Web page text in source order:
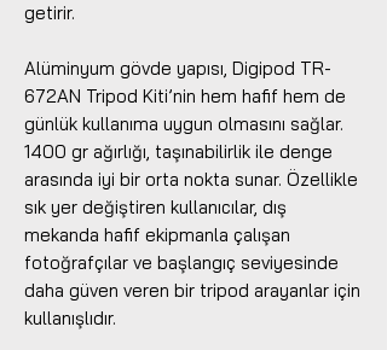
getirir.
Alüminyum gövde yapısı, Digipod TR-
672AN Tripod Kiti’nin hem hafif hem de
günlük kullanıma uygun olmasını sağlar.
1400 gr ağırlığı, taşınabilirlik ile denge
arasında iyi bir orta nokta sunar. Özellikle
sık yer değiştiren kullanıcılar, dış
mekanda hafif ekipmanla çalışan
fotoğrafçılar ve başlangıç seviyesinde
daha güven veren bir tripod arayanlar için
kullanışlıdır.